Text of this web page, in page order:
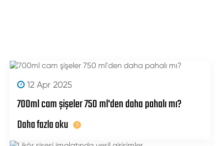
12 Apr 2025
700ml cam şişeler 750 ml'den daha pahalı mı?
Daha fazla oku